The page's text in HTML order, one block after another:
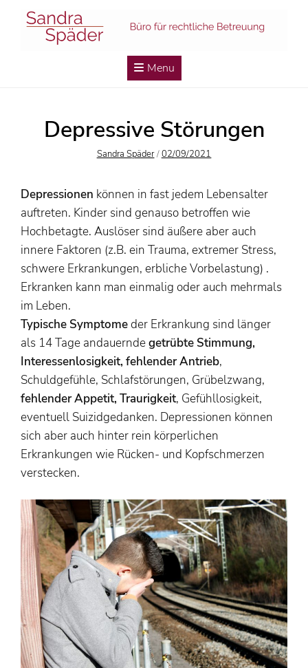
Menu
Depressive Störungen
Author
Sandra Späder/Posted
02/09/2021
Depressionen können in fast jedem Lebensalter
auftreten. Kinder sind genauso betroffen wie
Hochbetagte. Auslöser sind äußere aber auch
innere Faktoren (z.B. ein Trauma, extremer Stress,
schwere Erkrankungen, erbliche Vorbelastung) .
Erkranken kann man einmalig oder auch mehrmals
im Leben.
Typische Symptomeder Erkrankung sind länger
als 14 Tage andauerndegetrübte Stimmung,
Interessenlosigkeit, fehlender Antrieb,
Schuldgefühle, Schlafstörungen, Grübelzwang,
fehlender Appetit, Traurigkeit, Gefühllosigkeit,
eventuell Suizidgedanken. Depressionen können
sich aber auch hinter rein körperlichen
Erkrankungen wie Rücken- und Kopfschmerzen
verstecken.